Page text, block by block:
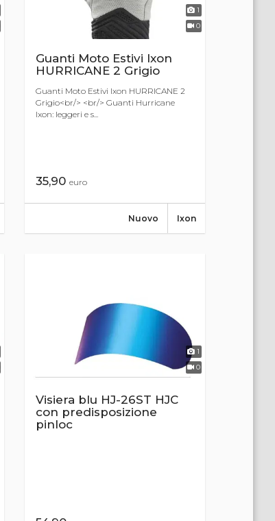
1
0
Guanti Moto Estivi Ixon
HURRICANE 2 Grigio
Guanti Moto Estivi Ixon HURRICANE 2
Grigio<br/> <br/> Guanti Hurricane
Ixon: leggeri e s...
35,90euro
Ixon
Nuovo
1
0
Visiera blu HJ-26ST HJC
con predisposizione
pinloc